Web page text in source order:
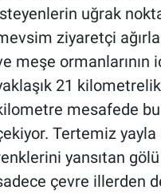
uğrak
ziyaretçi
meşe ormanlarının
21
mesafede
Tertemiz
yansıtan
çevre illerden